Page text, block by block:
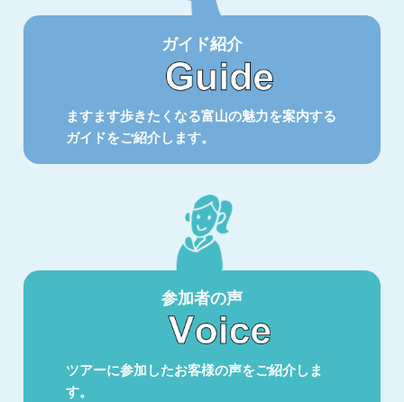
ガイド紹介
ますます歩きたくなる富山の魅力を案内する
ガイドをご紹介します。
参加者の声
ツアーに参加したお客様の声をご紹介しま
す。